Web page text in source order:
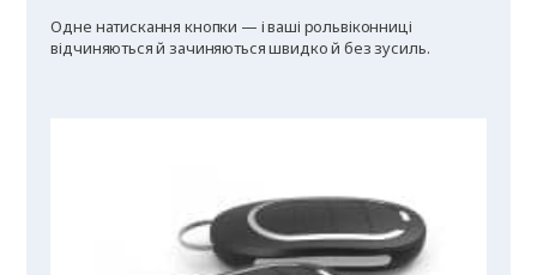
Одне натискання кнопки — і ваші рольвіконниці
відчиняються й зачиняються швидко й без зусиль.